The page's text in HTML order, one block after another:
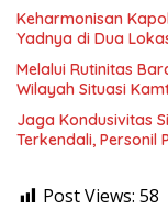
Keharmonisan
Melalui Rutinitas
Wilayah Situasi
Jaga Kondusivitas
Terkendali, Personil
Post Views: 58